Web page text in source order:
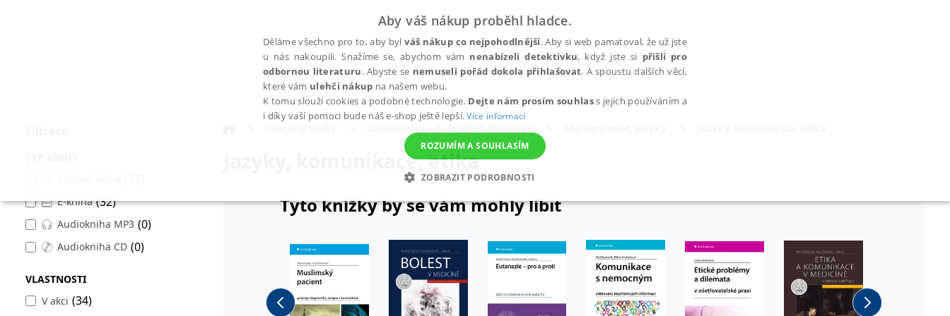
E-kniha (32)
Audiokniha MP3 (0)
Audiokniha CD (0)
VLASTNOSTI
V akci (34)
Jazyky, komunikace, etika
Tyto knížky by se vám mohly líbit
Aby váš nákup proběhl hladce.
Děláme všechno pro to, aby bylváš nákup co nejpohodlnější. Aby si web pamatoval, že už jste
u nás nakoupili. Snažíme se, abychom vám nenabízeli detektivku, když jste si přišli pro
odbornou literaturu. Abyste se nemuseli pořád dokola přihlašovat. A spoustu dalších věcí,
které vám ulehčí nákup na našem webu.
K tomu slouží cookies a podobné technologie. Dejte nám prosím souhlass jejich používáním a
i díky vaší pomoci bude náš e-shop ještě lepší.Více informací
ROZUMÍM A SOUHLASÍM
ZOBRAZIT PODROBNOSTI
NEZBYTNÉ ANALYTICKÉ MARKETINGOVÉ FUNKČNÍ NEZAŘAZENÉ SOUBORY
Nezbytné Analytické Marketingové Funkční Nezařazené soubory
Nezbytně nutné soubory cookie umožňují základní funkce webových stránek, jako je přihlášení uživatele a správa účtu. Webové stránky nelze bez nezbytně nutných souborů cookie správně používat.